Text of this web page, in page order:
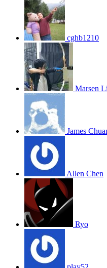
cghb1210
Marsen
James
Allen Chen
Ryo